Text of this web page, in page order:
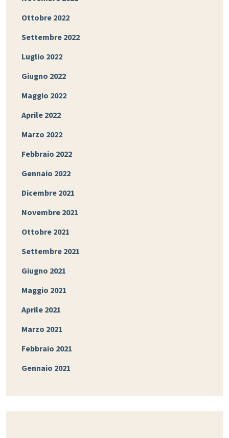
Ottobre 2022
Settembre 2022
Luglio 2022
Giugno 2022
Maggio 2022
Aprile 2022
Marzo 2022
Febbraio 2022
Gennaio 2022
Dicembre 2021
Novembre 2021
Ottobre 2021
Settembre 2021
Giugno 2021
Maggio 2021
Aprile 2021
Marzo 2021
Febbraio 2021
Gennaio 2021